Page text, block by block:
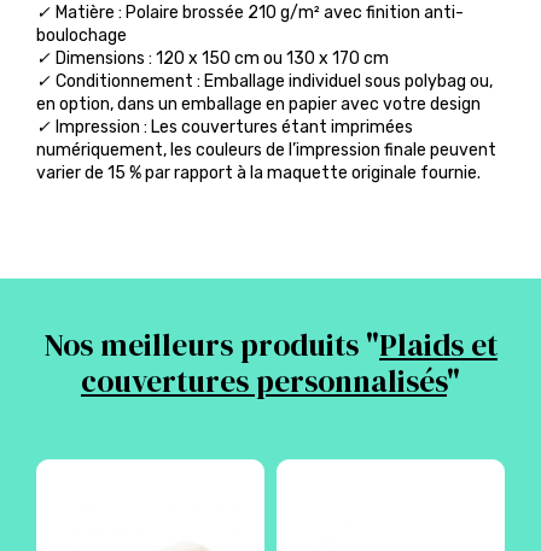
✓ Matière : Polaire brossée 210 g/m² avec finition anti-
boulochage
✓ Dimensions : 120 x 150 cm ou 130 x 170 cm
✓ Conditionnement : Emballage individuel sous polybag ou,
en option, dans un emballage en papier avec votre design
✓ Impression : Les couvertures étant imprimées
numériquement, les couleurs de l’impression finale peuvent
varier de 15 % par rapport à la maquette originale fournie.
Nos meilleurs produits "Plaids et
couvertures personnalisés"